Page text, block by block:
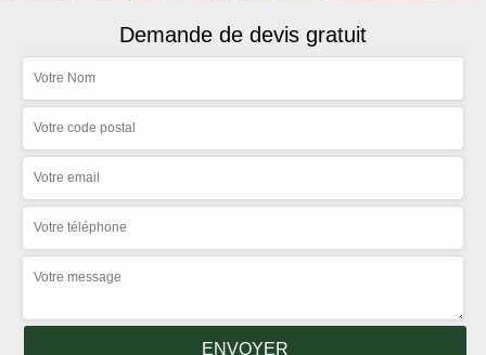
Demande de devis gratuit